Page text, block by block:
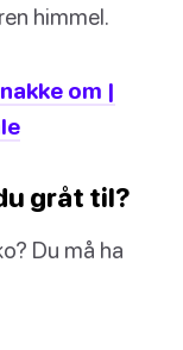
himmel.
om |
gråt til?
Du må ha